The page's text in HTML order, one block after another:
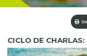
CICLO DE